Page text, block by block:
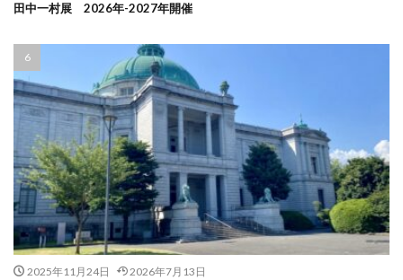
田中一村展 2026年-2027年開催
2025年11月24日 2026年7月13日